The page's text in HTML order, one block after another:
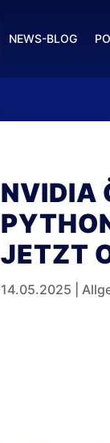
NEWS-BLOG
NVIDIA
JETZT
14.05.2025